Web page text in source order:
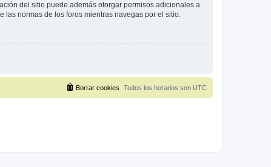
del sitio puede además otorgar permisos adicionales a
las normas de los foros mientras navegas por el sitio.
Todos los horarios son UTC
Borrar cookies